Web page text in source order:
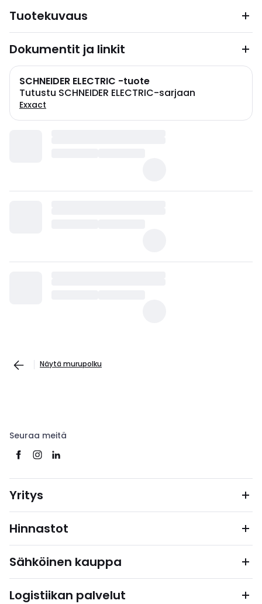
Tuotekuvaus
Dokumentit ja linkit
SCHNEIDER ELECTRIC -tuote
Tutustu SCHNEIDER ELECTRIC-sarjaan
Exxact
Näytä murupolku
Seuraa meitä
Yritys
Hinnastot
Sähköinen kauppa
Logistiikan palvelut